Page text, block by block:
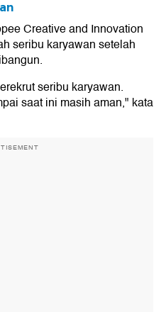
Creative and Innovation
seribu karyawan setelah
seribu karyawan.
saat ini masih aman," kata